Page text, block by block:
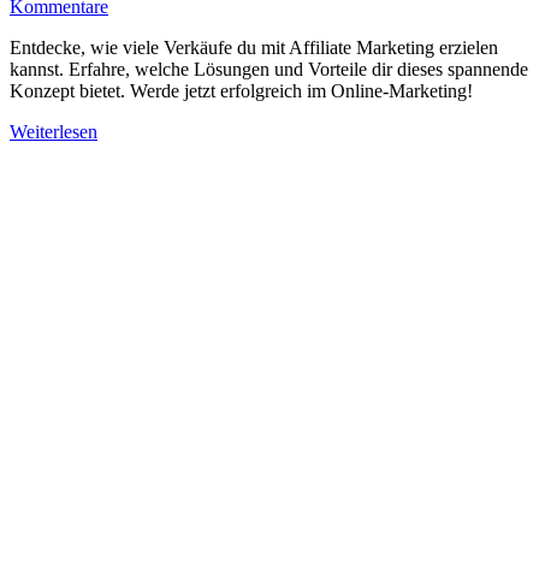
Kommentare
Entdecke, wie viele Verkäufe du mit Affiliate Marketing erzielen
kannst. Erfahre, welche Lösungen und Vorteile dir dieses spannende
Konzept bietet. Werde jetzt erfolgreich im Online-Marketing!
Weiterlesen